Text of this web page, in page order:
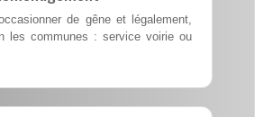
de gêne et légalement,
les communes : service voirie ou